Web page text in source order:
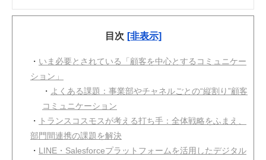
目次 [非表示]
・ いま必要とされている「顧客を中心とするコミュニケー
ション」
・ よくある課題：事業部やチャネルごとの“縦割り”顧客
コミュニケーション
・
トランスコスモスが考える打ち手：全体戦略をふまえ、
部門間連携の課題を解決
・ LINE・Salesforceプラットフォームを活用したデジタル